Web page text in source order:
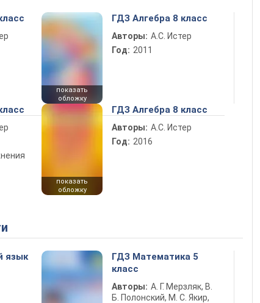
показать
обложку
ГДЗ Алгебра 8 класс
Авторы: А.С. Истер
Год: 2011
показать
обложку
ГДЗ Алгебра 8 класс
Авторы: А.С. Истер
Год: 2016
язык
ГДЗ Математика 5
класс
Авторы: А. Г. Мерзляк, В.
Б. Полонский, М. С. Якир,